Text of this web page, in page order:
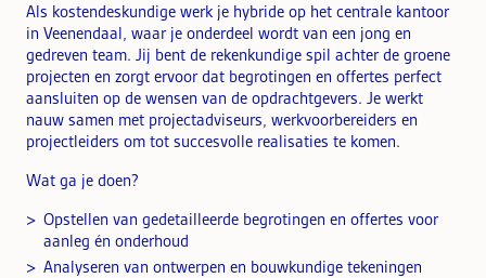
Als kostendeskundige werk je hybride op het centrale kantoor
in Veenendaal, waar je onderdeel wordt van een jong en
gedreven team. Jij bent de rekenkundige spil achter de groene
projecten en zorgt ervoor dat begrotingen en offertes perfect
aansluiten op de wensen van de opdrachtgevers. Je werkt
nauw samen met projectadviseurs, werkvoorbereiders en
projectleiders om tot succesvolle realisaties te komen.
Wat ga je doen?
Opstellen van gedetailleerde begrotingen en offertes voor
aanleg én onderhoud
Analyseren van ontwerpen en bouwkundige tekeningen